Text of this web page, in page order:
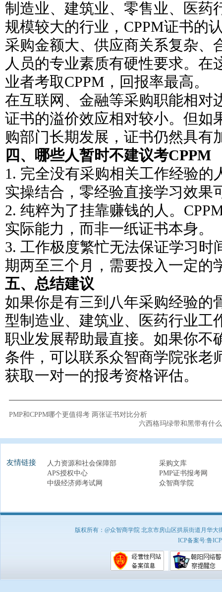
制造业、建筑业、零售业、医药
规模较大的行业，CPPM证书的
采购金额大、供应商关系复杂、
人员的专业素质有硬性要求。在
业者考取CPPM，回报率最高。
在互联网、金融等采购职能相对
证书的溢价效应相对较小。但如
购部门长期发展，证书仍然具有
四、哪些人暂时不建议考CPPM
1. 完全没有采购相关工作经验的
实操结合，零经验直接学习效果
2. 纯粹为了挂靠赚钱的人。
实际能力，而非一纸证书本身。
3. 工作极度繁忙无法保证学习时
期两至三个月，需要投入一定的
五、总结建议
如果你是有三到八年采购经验的
型制造业、建筑业、医药行业工
职业发展帮助最直接。如果你不
条件，可以联系众智商学院张老
获取一对一的报考资格评估。
PMP和CPPM哪个更值得考 两张证书对比分析
六西格玛绿带和黑带有什
友情链接 人力资源和社会保障部
采购文库
APS授权中心
PMP证书报考网
中级经济师考试网
众智商学院
版权所有：@众智商学院 北京市房山区拱辰街道月华
ICP备案号:鲁